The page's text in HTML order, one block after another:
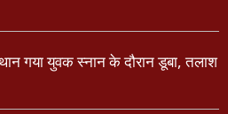
गया युवक स्नान के दौरान डूबा, तलाश